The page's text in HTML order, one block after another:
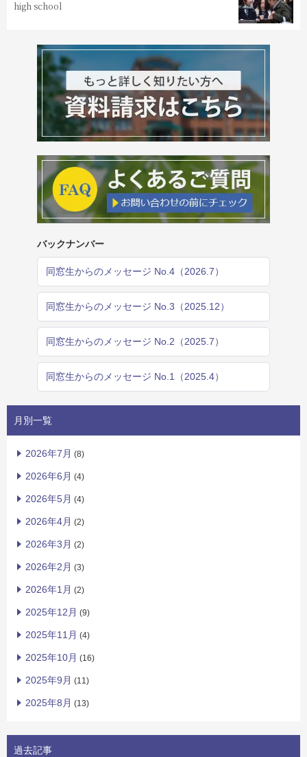
high school
バックナンバー
同窓生からのメッセージ No.4（2026.7）
同窓生からのメッセージ No.3（2025.12）
同窓生からのメッセージ No.2（2025.7）
同窓生からのメッセージ No.1（2025.4）
月別一覧
2026年7月 (8)
2026年6月 (4)
2026年5月 (4)
2026年4月 (2)
2026年3月 (2)
2026年2月 (3)
2026年1月 (2)
2025年12月 (9)
2025年11月 (4)
2025年10月 (16)
2025年9月 (11)
2025年8月 (13)
過去記事